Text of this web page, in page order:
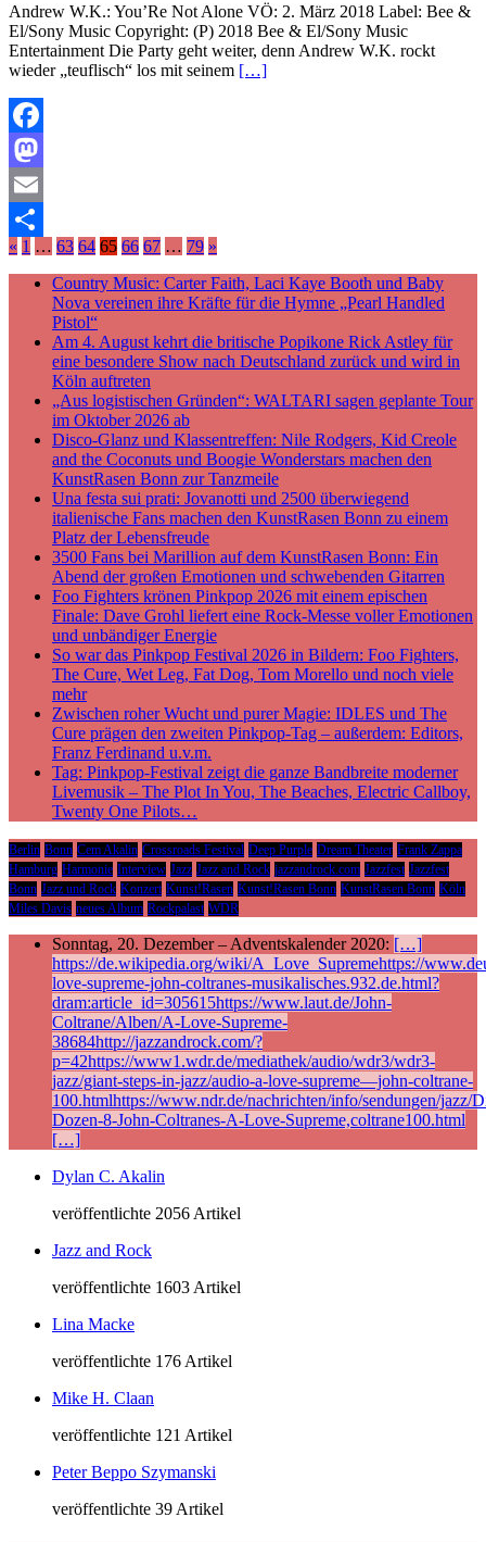
Andrew W.K.: You’Re Not Alone VÖ: 2. März 2018 Label: Bee &
El/Sony Music Copyright: (P) 2018 Bee & El/Sony Music
Entertainment Die Party geht weiter, denn Andrew W.K. rockt
wieder „teuflisch“ los mit seinem […]
Facebook
Mastodon
Email
Teilen
« 1 … 63 64 65 66 67 … 79 »
Country Music: Carter Faith, Laci Kaye Booth und Baby
Nova vereinen ihre Kräfte für die Hymne „Pearl Handled
Pistol“
Am 4. August kehrt die britische Popikone Rick Astley für
eine besondere Show nach Deutschland zurück und wird in
Köln auftreten
„Aus logistischen Gründen“: WALTARI sagen geplante Tour
im Oktober 2026 ab
Disco-Glanz und Klassentreffen: Nile Rodgers, Kid Creole
and the Coconuts und Boogie Wonderstars machen den
KunstRasen Bonn zur Tanzmeile
Una festa sui prati: Jovanotti und 2500 überwiegend
italienische Fans machen den KunstRasen Bonn zu einem
Platz der Lebensfreude
3500 Fans bei Marillion auf dem KunstRasen Bonn: Ein
Abend der großen Emotionen und schwebenden Gitarren
Foo Fighters krönen Pinkpop 2026 mit einem epischen
Finale: Dave Grohl liefert eine Rock-Messe voller Emotionen
und unbändiger Energie
So war das Pinkpop Festival 2026 in Bildern: Foo Fighters,
The Cure, Wet Leg, Fat Dog, Tom Morello und noch viele
mehr
Zwischen roher Wucht und purer Magie: IDLES und The
Cure prägen den zweiten Pinkpop-Tag – außerdem: Editors,
Franz Ferdinand u.v.m.
Tag: Pinkpop-Festival zeigt die ganze Bandbreite moderner
Livemusik – The Plot In You, The Beaches, Electric Callboy,
Twenty One Pilots…
Berlin Bonn Cem Akalin Crossroads Festival Deep Purple Dream Theater Frank Zappa
Hamburg Harmonie Interview Jazz Jazz and Rock jazzandrock.com Jazzfest Jazzfest
Bonn Jazz und Rock Konzert Kunst!Rasen Kunst!Rasen Bonn KunstRasen Bonn Köln
Miles Davis neues Album Rockpalast WDR
Sonntag, 20. Dezember – Adventskalender 2020: […]
https://de.wikipedia.org/wiki/A_Love_Supremehttps://
love-supreme-john-coltranes-musikalisches.932.de.html?
dram:article_id=305615https://www.laut.de/John-
Coltrane/Alben/A-Love-Supreme-
38684http://jazzandrock.com/?
p=42https://www1.wdr.de/mediathek/audio/wdr3/wdr3-
jazz/giant-steps-in-jazz/audio-a-love-supreme—john-coltrane-
100.htmlhttps://www.ndr.de/nachrichten/info/sendungen/jazz/
Dozen-8-John-Coltranes-A-Love-Supreme,coltrane100.html
[…]
Dylan C. Akalin
veröffentlichte 2056 Artikel
Jazz and Rock
veröffentlichte 1603 Artikel
Lina Macke
veröffentlichte 176 Artikel
Mike H. Claan
veröffentlichte 121 Artikel
Peter Beppo Szymanski
veröffentlichte 39 Artikel